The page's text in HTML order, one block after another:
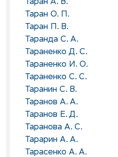
Таран А. В.
Таран О. П.
Таран П. В.
Таранда С. А.
Тараненко Д. С.
Тараненко И. О.
Тараненко С. С.
Таранин С. В.
Таранов А. А.
Таранов Е. Д.
Таранова А. С.
Тарарин А. А.
Тарасенко А. А.